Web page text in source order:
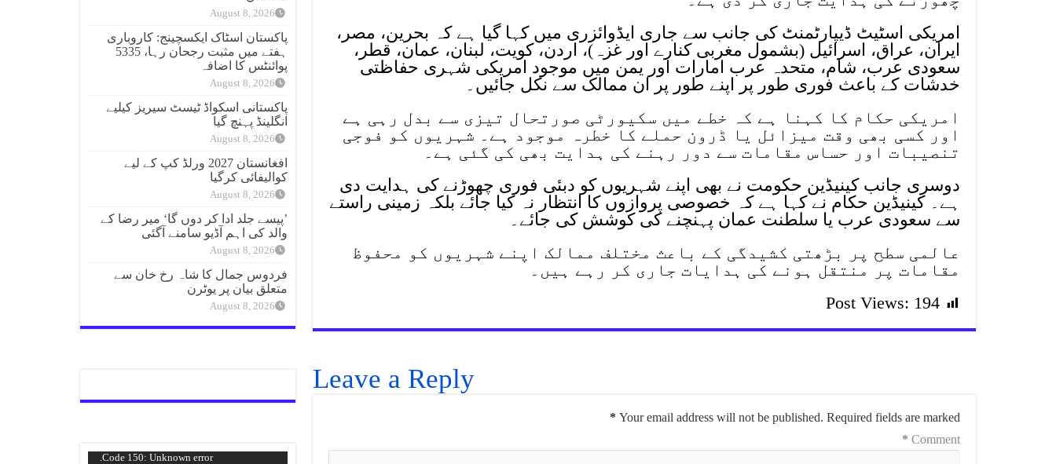
امریکی اسٹیٹ ڈیپارٹمنٹ کی جانب سے جاری ایڈوائزری میں کہا گیا ہے کہ بحرین، مصر،
ایران، عراق، اسرائیل (بشمول مغربی کنارے اور غزہ)، اردن، کویت، لبنان، عمان، قطر،
سعودی عرب، شام، متحدہ عرب امارات اور یمن میں موجود امریکی شہری حفاظتی
خدشات کے باعث فوری طور پر اپنے طور پر ان ممالک سے نکل جائیں۔
امریکی حکام کا کہنا ہے کہ خطے میں سکیورٹی صورتحال تیزی سے بدل رہی ہے
اور کسی بھی وقت میزائل یا ڈرون حملے کا خطرہ موجود ہے۔ شہریوں کو فوجی
تنصیبات اور حساس مقامات سے دور رہنے کی ہدایت بھی کی گئی ہے۔
دوسری جانب کینیڈین حکومت نے بھی اپنے شہریوں کو دبئی فوری چھوڑنے کی ہدایت دی
ہے۔ کینیڈین حکام نے کہا ہے کہ خصوصی پروازوں کا انتظار نہ کیا جائے بلکہ زمینی راستے
سے سعودی عرب یا سلطنت عمان پہنچنے کی کوشش کی جائے۔
عالمی سطح پر بڑھتی کشیدگی کے باعث مختلف ممالک اپنے شہریوں کو محفوظ
مقامات پر منتقل ہونے کی ہدایات جاری کر رہے ہیں۔
Post Views: 194
Leave a Reply
Your email address will not be published. Required fields are marked
*
Comment
*
August 8, 2026
پاکستان اسٹاک ایکسچینج: کاروباری
ہفتے میں مثبت رجحان رہا، 5335
پوائنٹس کا اضافہ
August 8, 2026
پاکستانی اسکواڈ ٹیسٹ سیریز کیلیے
انگلینڈ پہنچ گیا
August 8, 2026
افغانستان 2027 ورلڈ کپ کے لیے
کوالیفائی کرگیا
August 8, 2026
’پیسے جلد ادا کر دوں گا‘ میر رضا کے
والد کی اہم آڈیو سامنے آگئی
August 8, 2026
فردوس جمال کا شاہ رخ خان سے
متعلق بیان پر یوٹرن
August 8, 2026
Code 150: Unknown error.